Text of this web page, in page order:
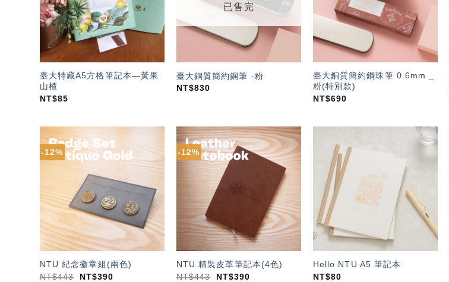
臺大特藏A5方格筆記本—黃果
山楂
NT$85
已售完
臺大銅質簡約鋼筆 -粉
NT$830
臺大銅質簡約鋼珠筆 0.6mm _
粉(特別款)
NT$690
-12%
加入
「願
單」
NTU 紀念徽章組(兩色)
NT$443 NT$390
-12%
加入
「願
望輕
單」
NTU 精裝皮革筆記本(4色)
NT$443 NT$390
Hello NTU A5 筆記本
NT$80